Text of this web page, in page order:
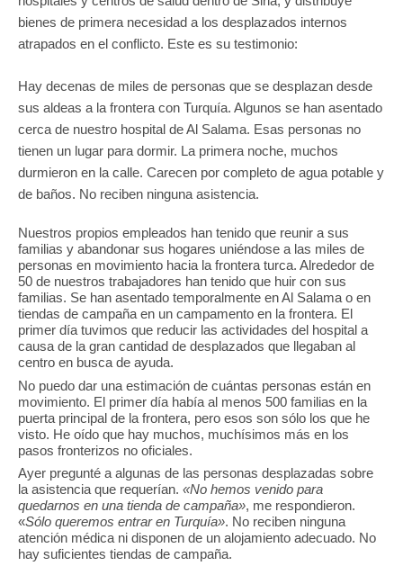
bienes de primera necesidad a los desplazados internos
atrapados en el conflicto. Este es su testimonio:
Hay decenas de miles de personas que se desplazan desde
sus aldeas a la frontera con Turquía. Algunos se han asentado
cerca de nuestro hospital de Al Salama. Esas personas no
tienen un lugar para dormir. La primera noche, muchos
durmieron en la calle. Carecen por completo de agua potable y
de baños. No reciben ninguna asistencia.
Nuestros propios empleados han tenido que reunir a sus
familias y abandonar sus hogares uniéndose a las miles de
personas en movimiento hacia la frontera turca. Alrededor de
50 de nuestros trabajadores han tenido que huir con sus
familias. Se han asentado temporalmente en Al Salama o en
tiendas de campaña en un campamento en la frontera. El
primer día tuvimos que reducir las actividades del hospital a
causa de la gran cantidad de desplazados que llegaban al
centro en busca de ayuda.
No puedo dar una estimación de cuántas personas están en
movimiento. El primer día había al menos 500 familias en la
puerta principal de la frontera, pero esos son sólo los que he
visto. He oído que hay muchos, muchísimos más en los
pasos fronterizos no oficiales.
Ayer pregunté a algunas de las personas desplazadas sobre
la asistencia que requerían. «No hemos venido para
quedarnos en una tienda de campaña», me respondieron.
«Sólo queremos entrar en Turquía». No reciben ninguna
atención médica ni disponen de un alojamiento adecuado. No
hay suficientes tiendas de campaña.